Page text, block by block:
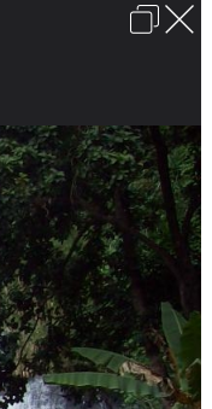
ลงโฆษณา